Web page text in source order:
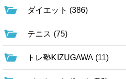
ダイエット (386)
テニス (75)
トレ塾KIZUGAWA (11)